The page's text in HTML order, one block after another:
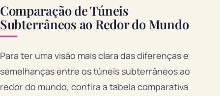
Comparação de Túneis
Subterrâneos ao Redor do Mundo
Para ter uma visão mais clara das diferenças e
semelhanças entre os túneis subterrâneos ao
redor do mundo, confira a tabela comparativa